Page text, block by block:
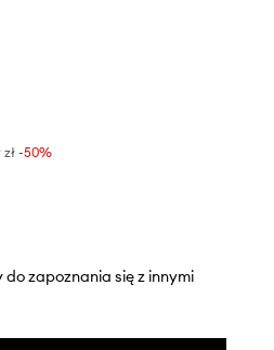
-50%
zapoznania się z innymi